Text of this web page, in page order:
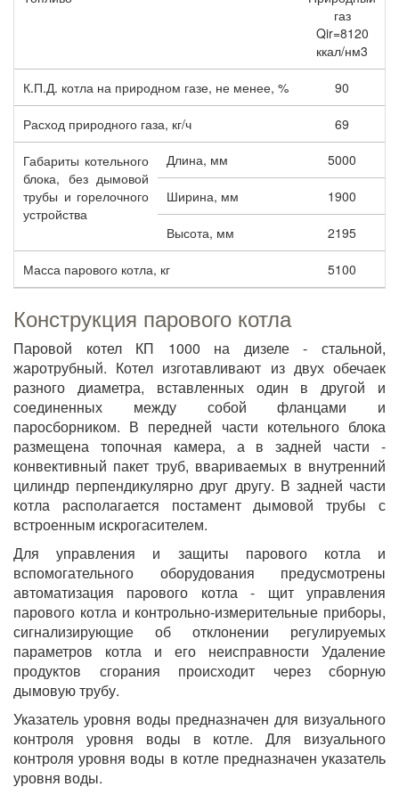
газ
Qir=8120
ккал/нм3
К.П.Д. котла на природном газе, не менее, % 90
Расход природного газа, кг/ч 69
Габариты котельного
блока, без дымовой
трубы и горелочного
устройства
Длина, мм 5000
Ширина, мм 1900
Высота, мм 2195
Масса парового котла, кг 5100
Конструкция парового котла
Паровой котел КП 1000 на дизеле - стальной,
жаротрубный. Котел изготавливают из двух обечаек
разного диаметра, вставленных один в другой и
соединенных между собой фланцами и
паросборником. В передней части котельного блока
размещена топочная камера, а в задней части -
конвективный пакет труб, ввариваемых в внутренний
цилиндр перпендикулярно друг другу. В задней части
котла располагается постамент дымовой трубы с
встроенным искрогасителем.
Для управления и защиты парового котла и
вспомогательного оборудования предусмотрены
автоматизация парового котла - щит управления
парового котла и контрольно-измерительные приборы,
сигнализирующие об отклонении регулируемых
параметров котла и его неисправности Удаление
продуктов сгорания происходит через сборную
дымовую трубу.
Указатель уровня воды предназначен для визуального
контроля уровня воды в котле. Для визуального
контроля уровня воды в котле предназначен указатель
уровня воды.